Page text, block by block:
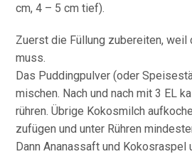
cm, 4 – 5 cm tief).
Zuerst die Füllung zubereiten, weil
muss.
Das Puddingpulver (oder
mischen. Nach und nach mit 3 EL
rühren. Übrige Kokosmilch
zufügen und unter Rühren
Dann Ananassaft und Kokosraspel